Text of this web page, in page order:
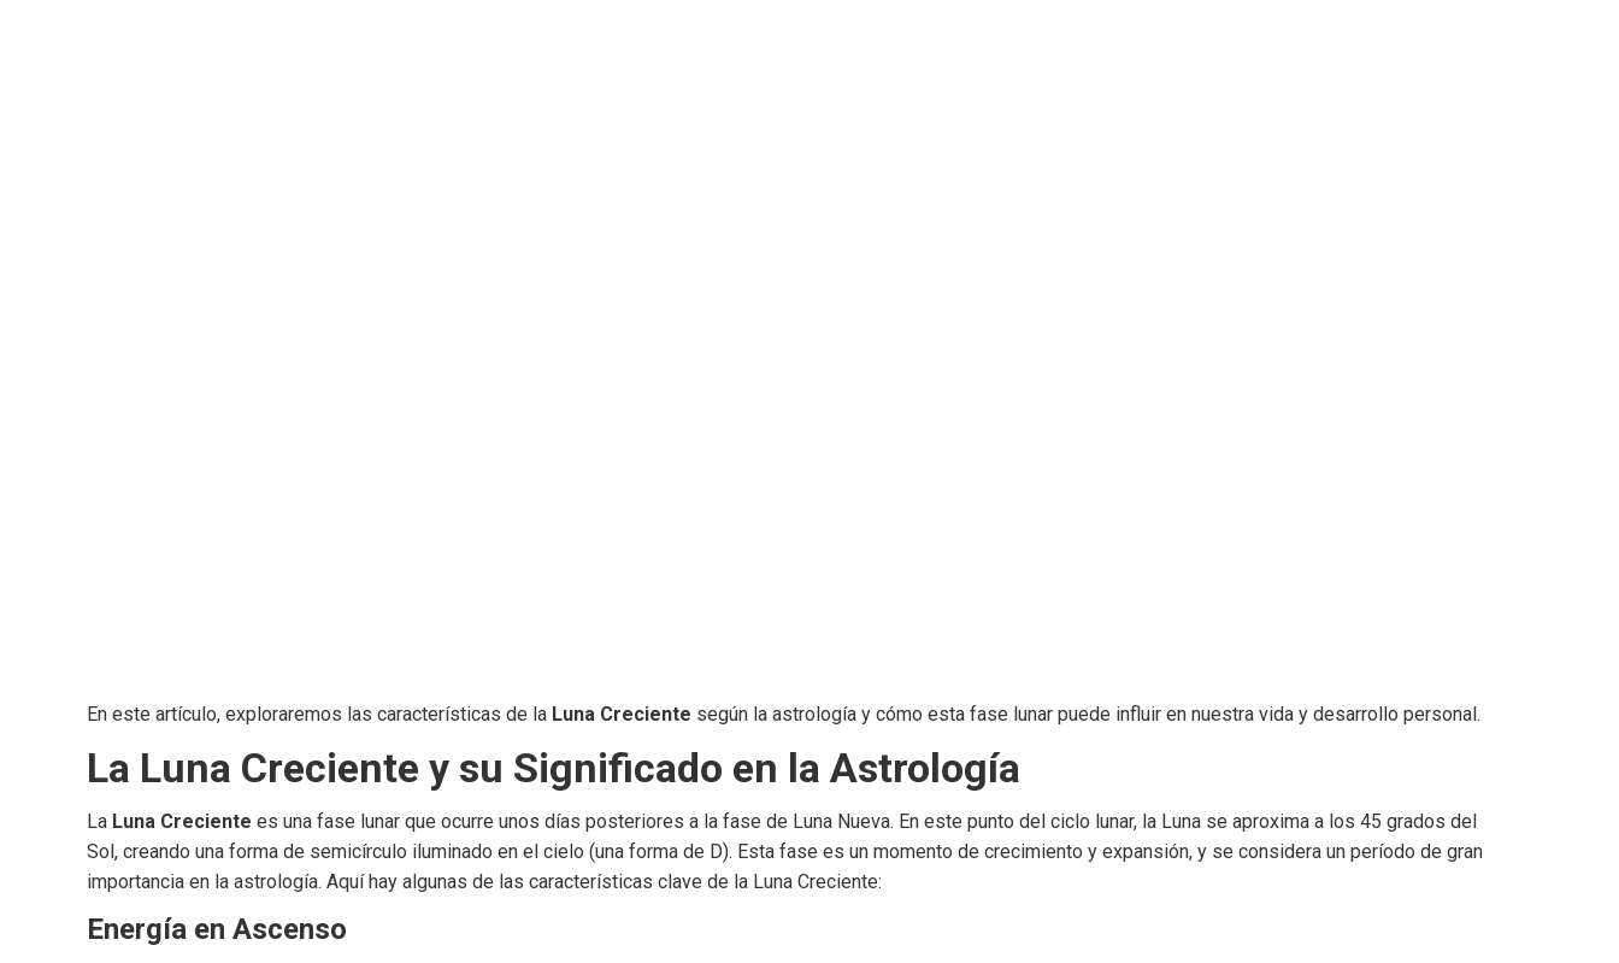
En este artículo, exploraremos las características de la Luna Creciente según la astrología y cómo esta fase lunar puede influir en nuestra vida y desarrollo personal.
La Luna Creciente y su Significado en la Astrología
La Luna Creciente es una fase lunar que ocurre unos días posteriores a la fase de Luna Nueva. En este punto del ciclo lunar, la Luna se aproxima a los 45 grados del
Sol, creando una forma de semicírculo iluminado en el cielo (una forma de D). Esta fase es un momento de crecimiento y expansión, y se considera un período de gran
importancia en la astrología. Aquí hay algunas de las características clave de la Luna Creciente:
Energía en Ascenso